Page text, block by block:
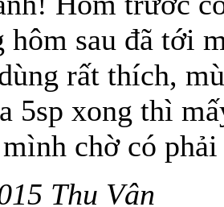
hôm sau đã tới
rất thích,
5sp xong thì
chờ có
Thu Vân